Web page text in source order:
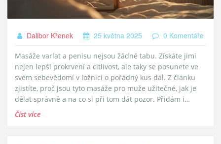
Dalibor Křenek 25 května 2025 0 Komentáře
Masáže varlat a penisu nejsou žádné tabu. Získáte jimi
nejen lepší prokrvení a citlivost, ale taky se posunete ve
svém sebevědomí v ložnici o pořádný kus dál. Z článku
zjistíte, proč jsou tyto masáže pro muže užitečné, jak je
dělat správně a na co si při tom dát pozor. Přidám i
konkrétní tipy, jak je zařadit do běžného života, a
Číst více